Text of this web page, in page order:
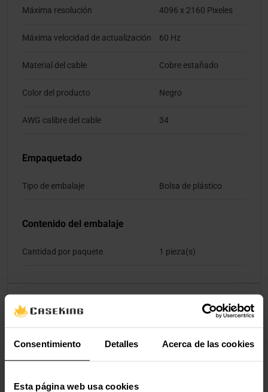
Consentimiento Detalles Acerca de las cookies
Esta página web usa cookies
Máxima resolución 4096 x 2160 Pixeles
Máxima velocidad de actualización 60 Hz
Material del cable Cobre estañado
Color del producto Negro
AWG calibre del cable 34
Empaquetado
Tipo de embalaje Bolsa de plástico
Contenido del embalaje
Cantidad por paquete 1 pieza(s)